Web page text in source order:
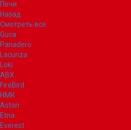
Печи
Назад
Смотреть все
Guca
Panadero
Lacunza
Loki
ABX
FireBird
НМК
Aston
Etna
Everest